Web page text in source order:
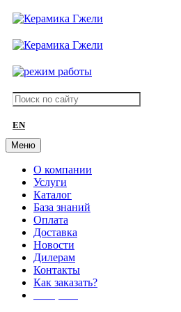
EN
Меню
О компании
Услуги
Каталог
База знаний
Оплата
Доставка
Новости
Дилерам
Контакты
Как заказать?